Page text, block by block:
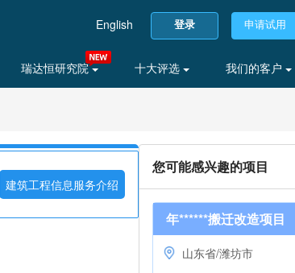
English 登录 申请试用
瑞达恒研究院 十大评选 我们的客户
建筑工程信息服务介绍
您可能感兴趣的项目
年******搬迁改造项目
山东省/潍坊市